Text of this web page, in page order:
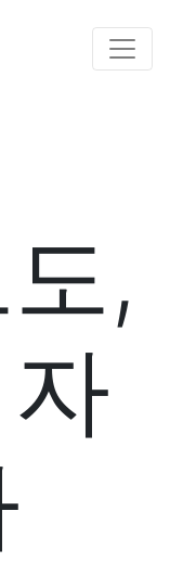
,